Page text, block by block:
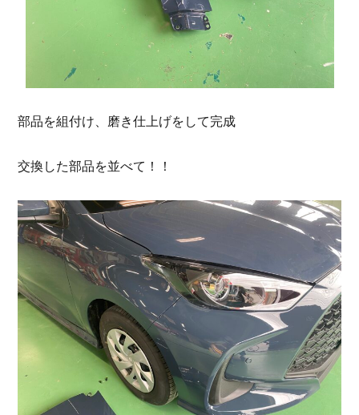
部品を組付け、磨き仕上げをして完成
交換した部品を並べて！！